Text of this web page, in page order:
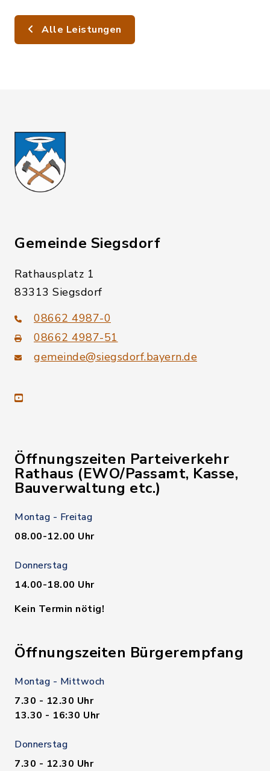
Alle Leistungen
Gemeinde Siegsdorf
Rathausplatz 1
83313 Siegsdorf
08662 4987-0
08662 4987-51
gemeinde@siegsdorf.bayern.de
youtube
Öffnungszeiten Parteiverkehr
Rathaus (EWO/Passamt, Kasse,
Bauverwaltung etc.)
Montag - Freitag
08.00-12.00 Uhr
Donnerstag
14.00-18.00 Uhr
Kein Termin nötig!
Öffnungszeiten Bürgerempfang
Montag - Mittwoch
7.30 - 12.30 Uhr
13.30 - 16:30 Uhr
Donnerstag
7.30 - 12.30 Uhr